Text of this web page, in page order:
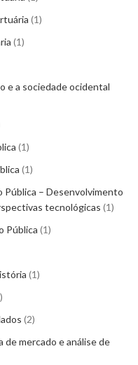
1
1
e a sociedade ocidental
1
1
– Desenvolvimento
tecnológicas 1
Pública 1
1
2
mercado e análise de